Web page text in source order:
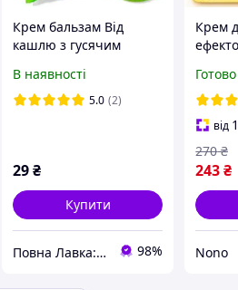
Крем бальзам Від
кашлю з гусячим
В наявності
5.0 (2)
29₴
Купити
Повна Лавка: модно і комфортно за доступною ціною 98%
Крем
150
кремвід
243₴
270 ₴
Nono